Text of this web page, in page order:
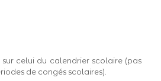
celui du calendrier scolaire (pas
de congés scolaires).